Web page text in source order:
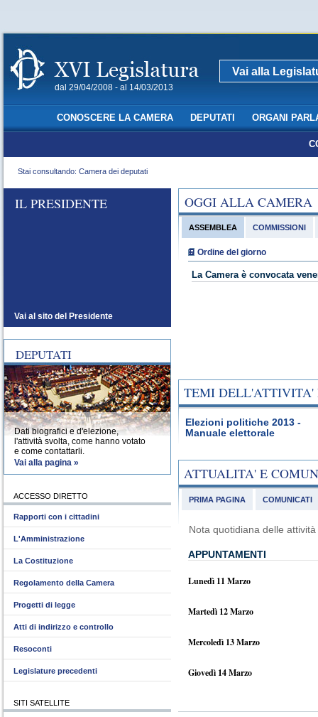
dal 29/04/2008 - al 14/03/2013
Vai alla
CONOSCERE LA CAMERA DEPUTATI ORGANI
Stai consultando: Camera dei deputati
OGGI ALLA CAMERA
ASSEMBLEA
Ordine del giorno
La Camera è convocata
COMMISSIONI
TEMI DELL'ATTIVITA'
Elezioni politiche 2013 -
Manuale elettorale
ATTUALITA' E
PRIMA PAGINA COMUNICATI
Nota quotidiana delle
APPUNTAMENTI
Lunedì 11 Marzo
Martedì 12 Marzo
Mercoledì 13 Marzo
Giovedì 14 Marzo
IL PRESIDENTE
Vai al sito del Presidente
DEPUTATI
Dati biografici e d'elezione,
l'attività svolta, come hanno votato
e come contattarli.
Vai alla pagina »
ACCESSO DIRETTO
Rapporti con i cittadini
L'Amministrazione
La Costituzione
Regolamento della Camera
Progetti di legge
Atti di indirizzo e controllo
Resoconti
Legislature precedenti
SITI SATELLITE